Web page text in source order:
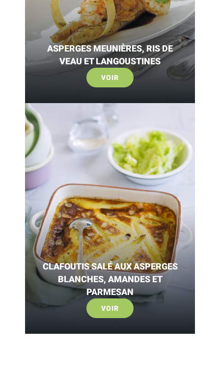
ASPERGES MEUNIÈRES, RIS DE
VEAU ET LANGOUSTINES
VOIR
CLAFOUTIS SALÉ AUX ASPERGES
BLANCHES, AMANDES ET
PARMESAN
VOIR